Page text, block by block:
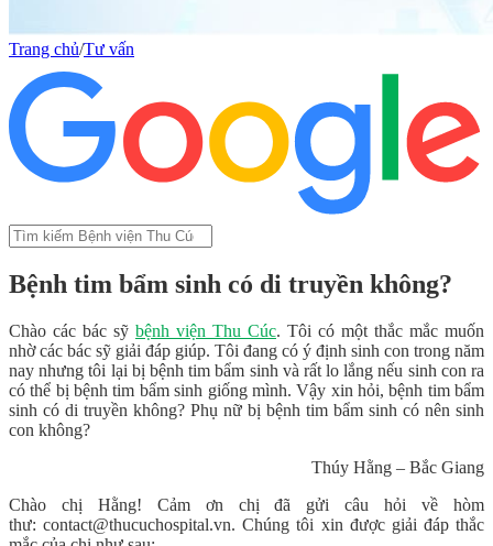
Trang chủ/Tư vấn
Bệnh tim bẩm sinh có di truyền không?
Chào các bác sỹ bệnh viện Thu Cúc. Tôi có một thắc mắc muốn
nhờ các bác sỹ giải đáp giúp. Tôi đang có ý định sinh con trong năm
nay nhưng tôi lại bị bệnh tim bẩm sinh và rất lo lắng nếu sinh con ra
có thể bị bệnh tim bẩm sinh giống mình. Vậy xin hỏi, bệnh tim bẩm
sinh có di truyền không? Phụ nữ bị bệnh tim bẩm sinh có nên sinh
con không?
Thúy Hằng – Bắc Giang
Chào chị Hằng! Cảm ơn chị đã gửi câu hỏi về hòm
thư: contact@thucuchospital.vn. Chúng tôi xin được giải đáp thắc